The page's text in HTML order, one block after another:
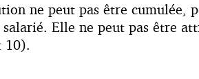
ne peut pas être cumulée,
salarié. Elle ne peut pas être
10).